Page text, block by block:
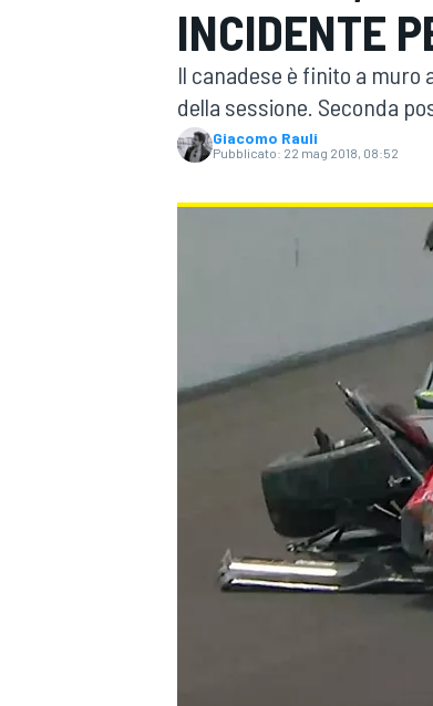
MOTOGP
INCIDENTE
Il canadese è finito a muro
della sessione. Seconda
Giacomo Rauli
Pubblicato: 22 mag 2018, 08:52